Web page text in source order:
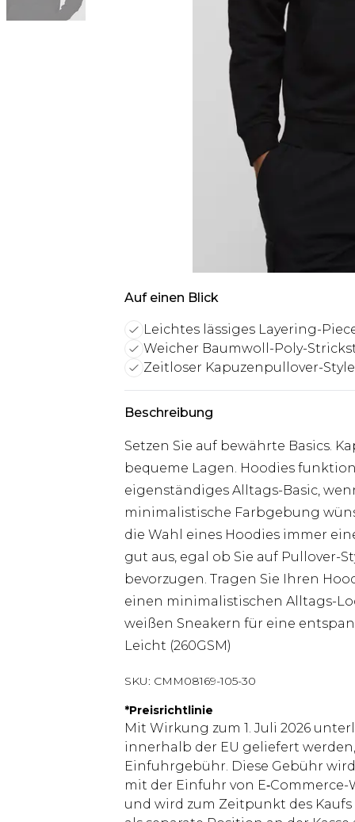
Auf einen Blick
Leichtes lässiges Layering-
Weicher Baumwoll-Poly-
Zeitloser Kapuzenpullover-Style
Beschreibung
Setzen Sie auf bewährte Basics.
bequeme Lagen. Hoodies
eigenständiges Alltags-Basic,
minimalistische Farbgebung
die Wahl eines Hoodies immer
gut aus, egal ob Sie auf Pullover-
bevorzugen. Tragen Sie Ihren
einen minimalistischen Alltags-
weißen Sneakern für eine
Leicht (260GSM)
SKU: CMM08169-105-30
*Preisrichtlinie
Mit Wirkung zum 1. Juli 2026
innerhalb der EU geliefert
Einfuhrgebühr. Diese Gebühr
mit der Einfuhr von
und wird zum Zeitpunkt des